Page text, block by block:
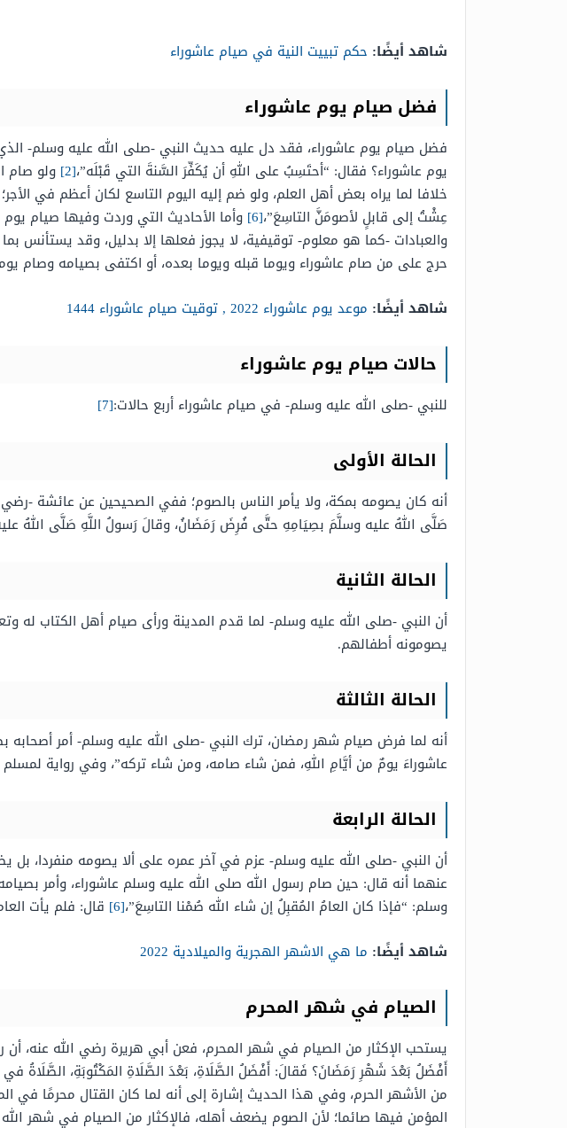
شاهد أيضًا: حكم تبييت النية في صيام عاشوراء
فضل صيام يوم عاشوراء
فضل صيام يوم عاشوراء، فقد دل عليه حديث النبي -صلى الله عليه وسلم-
يوم عاشوراء؟ فقال: “أحتَسِبُ على اللهِ أن يُكَفِّرَ السَّنةَ التي قَبْلَه”،[2]
ولو صام
خلافا لما يراه بعض أهل العلم، ولو ضم إليه اليوم التاسع لكان أعظم في
عِشْتُ إلى قابلٍ لأصومَنَّ التاسِعَ”،[6]
وأما الأحاديث التي وردت وفيها صيام
والعبادات -كما هو معلوم- توقيفية، لا يجوز فعلها إلا بدليل، وقد
حرج على من صام عاشوراء ويوما قبله ويوما بعده، أو اكتفى بصيامه وصام
شاهد أيضًا: موعد يوم عاشوراء 2022 , توقيت صيام عاشوراء 1444
حالات صيام يوم عاشوراء
للنبي -صلى الله عليه وسلم- في صيام عاشوراء أربع حالات:[7]
الحالة الأولى
أنه كان يصومه بمكة، ولا يأمر الناس بالصوم؛ ففي الصحيحين عن عائشة -
صَلَّى اللهُ عليه وسلَّمَ بصِيَامِهِ حتَّى فُرِضَ رَمَضَانُ، وقالَ رَسولُ اللَّهِ صَلَّى اللهُ
الحالة الثانية
أن النبي -صلى الله عليه وسلم- لما قدم المدينة ورأى صيام أهل الكتاب له
يصومونه أطفالهم.
الحالة الثالثة
أنه لما فرض صيام شهر رمضان، ترك النبي -صلى الله عليه وسلم- أمر
عاشوراءَ يومٌ من أيَّامِ اللهِ، فمن شاء صامه، ومن شاء تركه”، وفي رواية
الحالة الرابعة
أن النبي -صلى الله عليه وسلم- عزم في آخر عمره على ألا يصومه منفردا، بل
عنهما أنه قال: حين صام رسول الله صلى الله عليه وسلم عاشوراء، وأمر
وسلم: “فإذا كان العامُ المُقبِلُ إن شاء الله صُمْنا التاسِعَ”،[6]
قال: فلم يأت
شاهد أيضًا: ما هي الاشهر الهجرية والميلادية 2022
الصيام في شهر المحرم
يستحب الإكثار من الصيام في شهر المحرم، فعن أبي هريرة رضي الله عنه،
أَفْضَلُ بَعْدَ شَهْرِ رَمَضَانَ؟ فَقالَ: أَفْضَلُ الصَّلَاةِ، بَعْدَ الصَّلَاةِ المَكْتُوبَةِ، الصَّلَاةُ
من الأشهر الحرم، وفي هذا الحديث إشارة إلى أنه لما كان القتال محرمًا في
المؤمن فيها صائما؛ لأن الصوم يضعف أهله، فالإكثار من الصيام في شهر